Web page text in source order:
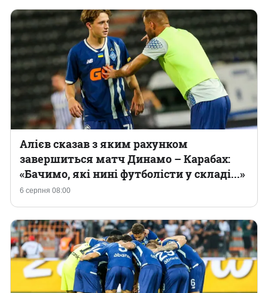
6 серпня 08:00
Алієв сказав з яким рахунком
завершиться матч Динамо – Карабах:
«Бачимо, які нині футболісти у складі...»